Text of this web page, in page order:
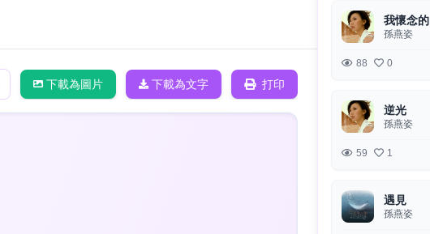
下載為圖片 下載為文字 打印
我懷念的
孫燕姿
88 0
逆光
孫燕姿
59 1
遇見
孫燕姿